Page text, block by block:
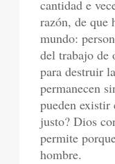
cantidad e
razón, de que
mundo:
del trabajo de
para destruir
permanecen
pueden existir
justo? Dios
permite
hombre.